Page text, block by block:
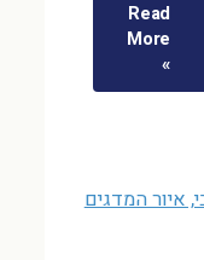
Read
More
»